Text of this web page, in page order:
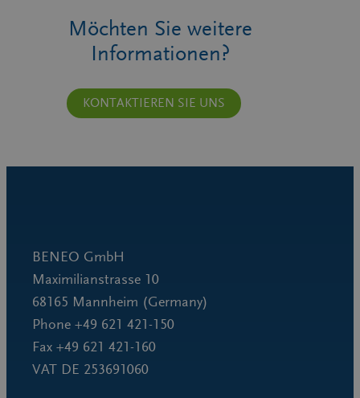
Möchten Sie weitere
Informationen?
KONTAKTIEREN SIE UNS
BENEO GmbH
Maximilianstrasse 10
68165 Mannheim (Germany)
Phone +49 621 421-150
Fax +49 621 421-160
VAT DE 253691060